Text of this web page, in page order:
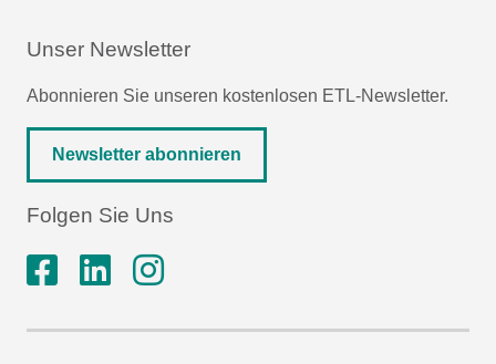
Unser Newsletter
Abonnieren Sie unseren kostenlosen ETL-Newsletter.
Newsletter abonnieren
Folgen Sie Uns